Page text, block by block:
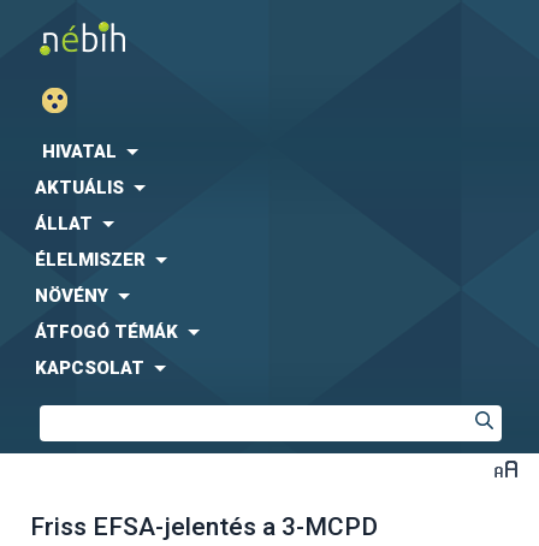
HIVATAL
AKTUÁLIS
ÁLLAT
ÉLELMISZER
NÖVÉNY
ÁTFOGÓ TÉMÁK
KAPCSOLAT
Friss EFSA-jelentés a 3-MCPD